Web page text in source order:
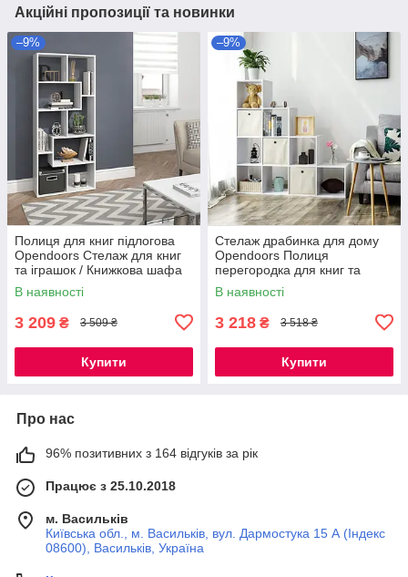
Акційні пропозиції та новинки
–9%
Полиця для книг підлогова
Opendoors Стелаж для книг
та іграшок / Книжкова шафа
відкрита для дому офісу
В наявності
3 209 ₴ 3 509 ₴
Купити
–9%
Стелаж драбинка для дому
Opendoors Полиця
перегородка для книг та
іграшок на 10 комірок
В наявності
3 218 ₴ 3 518 ₴
Купити
Про нас
96% позитивних з 164 відгуків за рік
Працює з 25.10.2018
м. Васильків
Київська обл., м. Васильків, вул. Дармостука 15 А (Індекс
08600), Васильків, Україна